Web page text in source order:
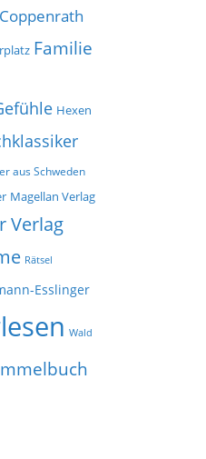
Coppenrath
Familie
Hexen
aus Schweden
Magellan Verlag
Verlag
Rätsel
Esslinger
Wald